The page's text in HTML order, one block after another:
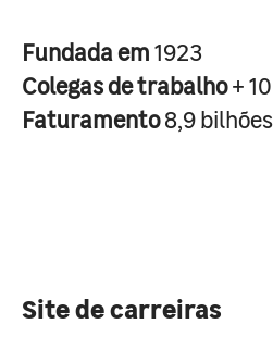
Fundada em1923
Colegas de trabalho+
Faturamento8,9
Site de carreiras